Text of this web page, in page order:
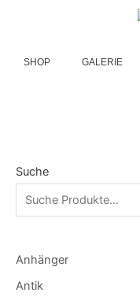
SHOP GALERIE
Suche
Anhänger
Antik